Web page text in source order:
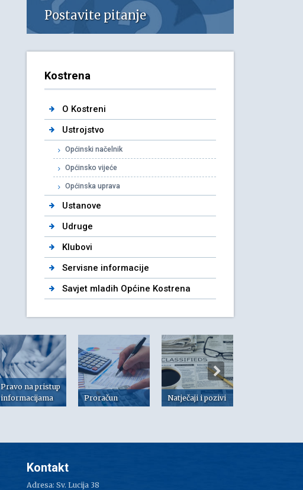
Postavite pitanje
Kostrena
O Kostreni
Ustrojstvo
Općinski načelnik
Općinsko vijeće
Općinska uprava
Ustanove
Udruge
Klubovi
Servisne informacije
Savjet mladih Općine Kostrena
Pravo na pristup
informacijama
Proračun Natječaji i pozivi
Kontakt
Adresa: Sv. Lucija 38